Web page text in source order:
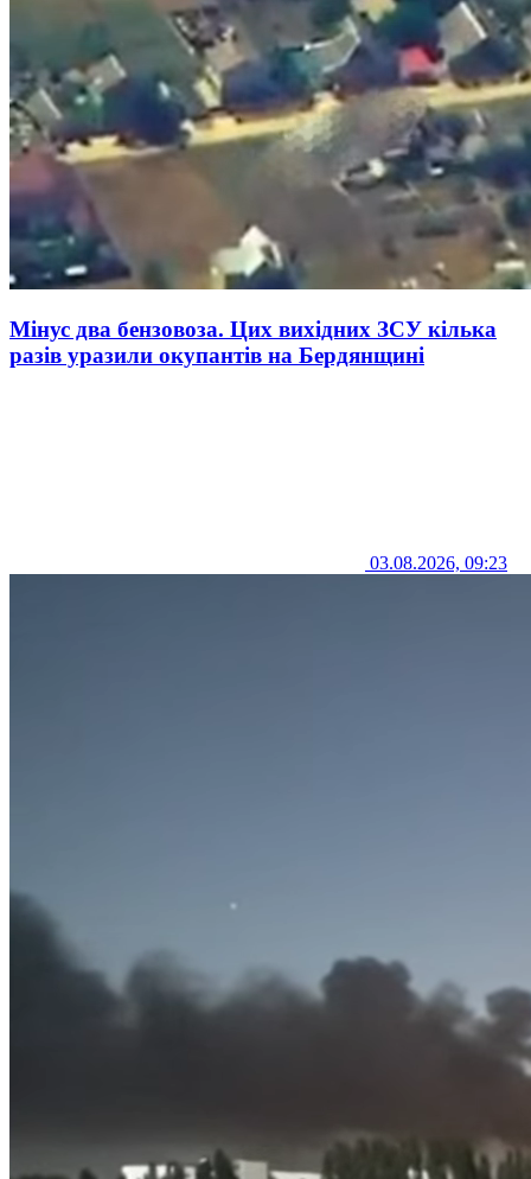
Мінус два бензовоза. Цих вихідних ЗСУ кілька
разів уразили окупантів на Бердянщині
03.08.2026, 09:23